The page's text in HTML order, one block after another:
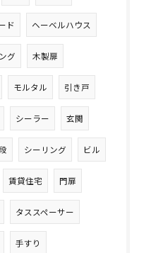
ド ヘーベルハウス
グ 木製扉
モルタル 引き戸
シーラー 玄関
シーリング ビル
賃貸住宅 門扉
タススペーサー
手すり